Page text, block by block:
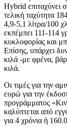
Hybrid επιταχύνει
τελική ταχύτητα
4,9-5,1 λίτρα/100
εκπέμπει 111-114
κυκλοφορίας και
Επίσης, υπάρχει
κιλά -με φρένα,
κιλά.
Οι τιμές για την
ευρώ για την
προγράμματος
καλύπτεται από
για 4 χρόνια ή